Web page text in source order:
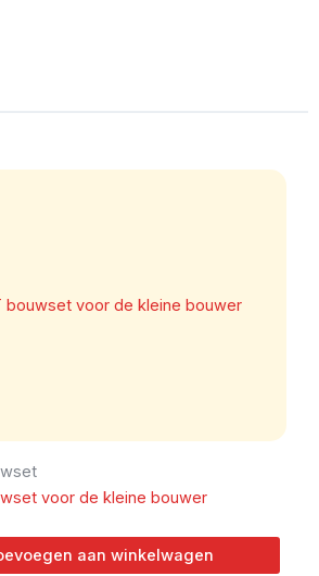
voor de kleine bouwer
aan winkelwagen